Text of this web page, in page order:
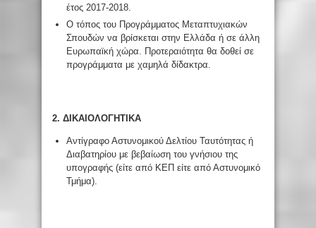
έτος 2017-2018.
Ο τόπος του Προγράμματος Μεταπτυχιακών
Σπουδών να βρίσκεται στην Ελλάδα ή σε άλλη
Ευρωπαϊκή χώρα. Προτεραιότητα θα δοθεί σε
προγράμματα με χαμηλά δίδακτρα.
2. ΔΙΚΑΙΟΛΟΓΗΤΙΚΑ
Αντίγραφο Αστυνομικού Δελτίου Ταυτότητας ή
Διαβατηρίου με βεβαίωση του γνήσιου της
υπογραφής (είτε από ΚΕΠ είτε από Αστυνομικό
Τμήμα).